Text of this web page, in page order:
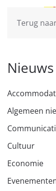
Terug
Algemeen
Cultuur
Economie